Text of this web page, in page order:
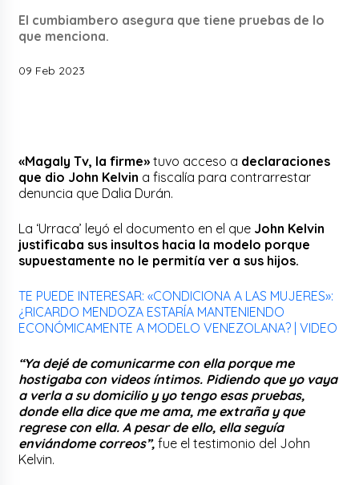
El cumbiambero asegura que tiene pruebas de lo
que menciona.
09 Feb 2023
«Magaly Tv, la firme» tuvo acceso a declaraciones
que dio John Kelvin a fiscalía para contrarrestar
denuncia que Dalia Durán.
La ‘Urraca’ leyó el documento en el que John Kelvin
justificaba sus insultos hacia la modelo porque
supuestamente no le permitía ver a sus hijos.
TE PUEDE INTERESAR: «CONDICIONA A LAS MUJERES»:
¿RICARDO MENDOZA ESTARÍA MANTENIENDO
ECONÓMICAMENTE A MODELO VENEZOLANA? | VIDEO
“Ya dejé de comunicarme con ella porque me
hostigaba con videos íntimos. Pidiendo que yo vaya
a verla a su domicilio y yo tengo esas pruebas,
donde ella dice que me ama, me extraña y que
regrese con ella. A pesar de ello, ella seguía
enviándome correos”, fue el testimonio del John
Kelvin.